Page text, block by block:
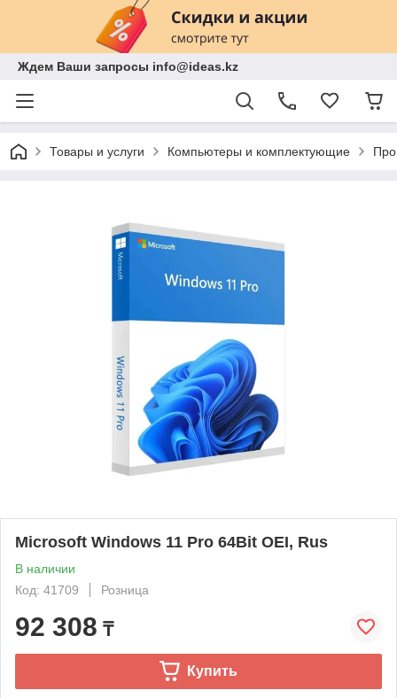
Ждем Ваши запросы info@ideas.kz
Товары и услуги Компьютеры и комплектующие
Microsoft Windows 11 Pro 64Bit OEI, Rus
В наличии
Код: 41709
Розница
92 308 ₸
Купить